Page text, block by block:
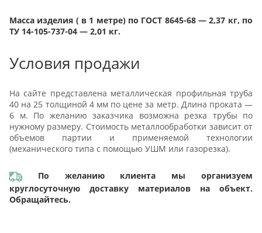
Масса изделия ( в 1 метре) по ГОСТ 8645-68 — 2,37 кг, по
ТУ 14-105-737-04 — 2,01 кг.
Условия продажи
На сайте представлена металлическая профильная труба
40 на 25 толщиной 4 мм по цене за метр. Длина проката —
6 м. По желанию заказчика возможна резка трубы по
нужному размеру. Стоимость металлообработки зависит от
объемов партии и применяемой технологии
(механического типа с помощью УШМ или газорезка).
По желанию клиента мы организуем
круглосуточную доставку материалов на объект.
Обращайтесь.